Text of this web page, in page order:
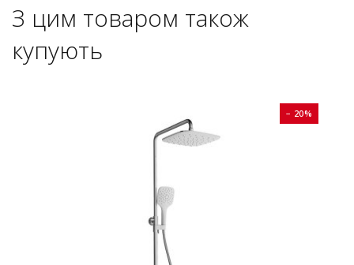
З цим товаром також
купують
− 20%